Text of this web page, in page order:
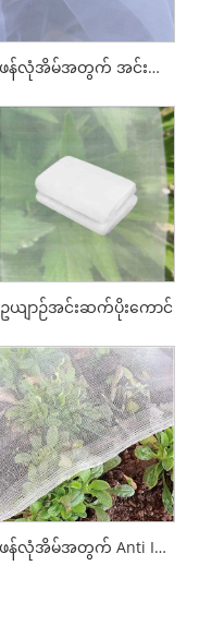
ဖန်လုံအိမ်အတွက် အင်းဆက်ပိုးမွှားပိုက် အင်းဆက်ပိုးပိုက်ကွန်
ဥယျာဉ်အင်းဆက်ပိုးကောင်
ဖန်လုံအိမ်အတွက် Anti Insect Net